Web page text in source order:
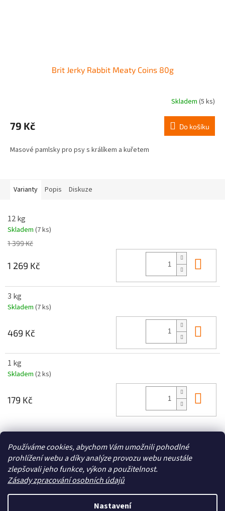
Používáme cookies, abychom Vám umožnili pohodlné
prohlížení webu a díky analýze provozu webu neustále
zlepšovali jeho funkce, výkon a použitelnost.
Zásady zpracování osobních údajů
Nastavení
Brit Jerky Rabbit Meaty Coins 80g
Skladem (5 ks)
79 Kč Do košíku
Masové pamlsky pro psy s králíkem a kuřetem
Varianty Popis Diskuze
12 kg
Skladem (7 ks)
1 399 Kč
1 269 Kč
3 kg
Skladem (7 ks)
469 Kč
1 kg
Skladem (2 ks)
179 Kč
Zboží.cz Heureka.cz
Vytvořil Shoptet